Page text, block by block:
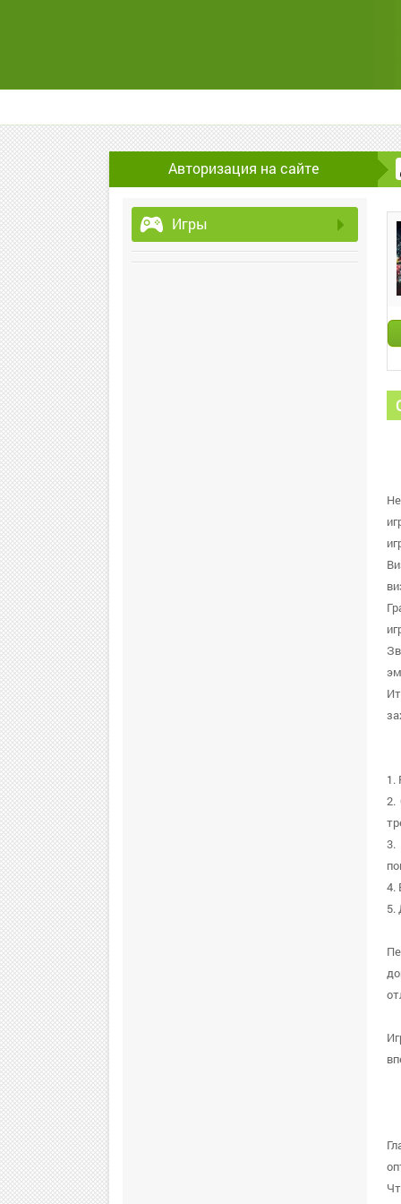
Авторизация на сайте
Игры
1.
2.
3.
4.
5.